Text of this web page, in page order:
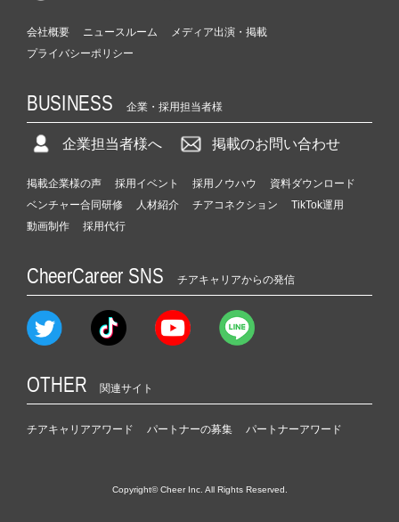
会社概要 ニュースルーム
メディア出演・掲載
プライバシーポリシー
BUSINESS 企業・採用担当者様
企業担当者様へ 掲載のお問い合わせ
掲載企業様の声 採用イベント 採用ノウハウ
資料ダウンロード
ベンチャー合同研修
人材紹介 チアコネクション
TikTok運用
動画制作
採用代行
CheerCareer SNS チアキャリアからの発信
OTHER 関連サイト
チアキャリアアワード パートナーの募集 パートナーアワード
Copyright© Cheer Inc. All Rights Reserved.